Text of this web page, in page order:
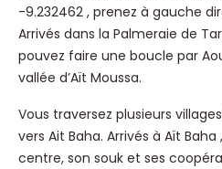
-9.232462 , prenez à gauche
Arrivés dans la Palmeraie de
pouvez faire une boucle par
vallée d’Aït Moussa.
Vous traversez plusieurs
vers Ait Baha. Arrivés à Aït
centre, son souk et ses